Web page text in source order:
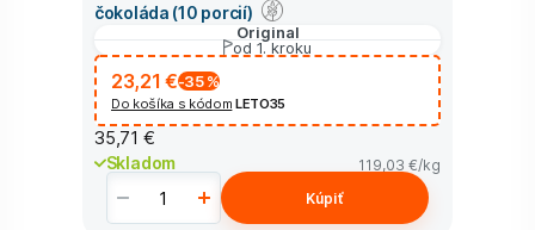
čokoláda (10 porcií)
Original
od 1. kroku
23,21 €-35%
Do košíka s kódom LETO35
35,71 €
Skladom 119,03 €/kg
Kúpiť